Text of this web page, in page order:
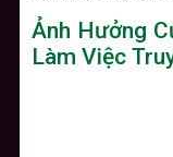
Ảnh Hưởng
Làm Việc